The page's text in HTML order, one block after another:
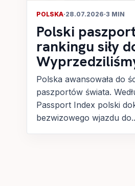
POLSKA·28.07.2026·3 MIN
Polski
rankingu siły
Polska awansowała do
paszportów świata.
Passport Index polski
bezwizowego wjazdu